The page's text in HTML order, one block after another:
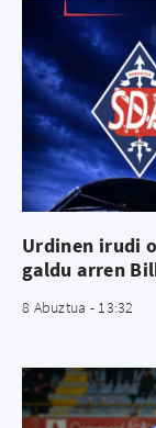
Urdinen irudi
galdu arren
8 Abuztua - 13:32